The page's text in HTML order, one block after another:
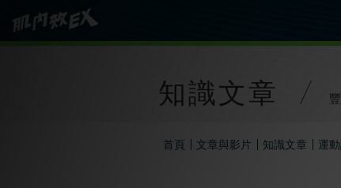
知識文章
首頁 文章與影片 知識文章 運